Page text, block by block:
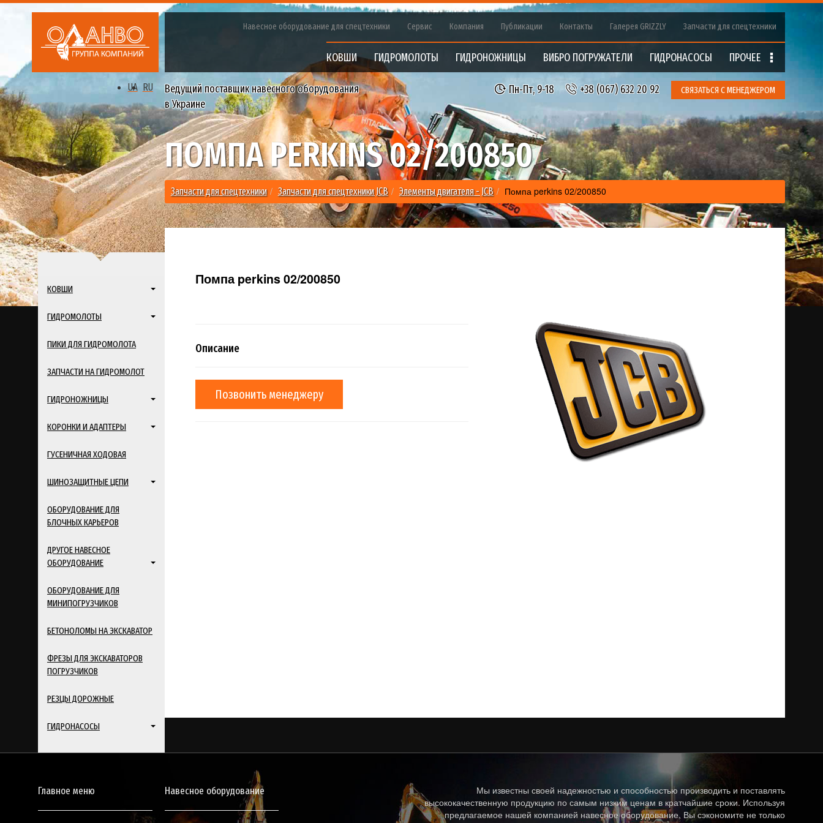
Навесное оборудование для спецтехники Сервис Компания Публикации Контакты Галерея GRIZZLY Запчасти для спецтехники
КОВШИ ГИДРОМОЛОТЫ ГИДРОНОЖНИЦЫ ВИБРО ПОГРУЖАТЕЛИ ГИДРОНАCOCЫ ПРОЧЕЕ
UA RU
Ведущий поставщик навесного оборудования
в Украине
Пн-Пт, 9-18 +38 (067) 632 20 92 СВЯЗАТЬСЯ С МЕНЕДЖЕРОМ
ПОМПА PERKINS 02/200850
Запчасти для спецтехники Запчасти для спецтехники JCB Элементы двигателя - JCB Помпа perkins 02/200850
КОВШИ
ГИДРОМОЛОТЫ
ПИКИ ДЛЯ ГИДРОМОЛОТА
ЗАПЧАСТИ НА ГИДРОМОЛОТ
ГИДРОНОЖНИЦЫ
КОРОНКИ И АДАПТЕРЫ
ГУСЕНИЧНАЯ ХОДОВАЯ
ШИНОЗАЩИТНЫЕ ЦЕПИ
ОБОРУДОВАНИЕ ДЛЯ
БЛОЧНЫХ КАРЬЕРОВ
ДРУГОЕ НАВЕСНОЕ
ОБОРУДОВАНИЕ
ОБОРУДОВАНИЕ ДЛЯ
МИНИПОГРУЗЧИКОВ
БЕТОНОЛОМЫ НА ЭКСКАВАТОР
ФРЕЗЫ ДЛЯ ЭКСКАВАТОРОВ
ПОГРУЗЧИКОВ
РЕЗЦЫ ДОРОЖНЫЕ
ГИДРОНАСОСЫ
Помпа perkins 02/200850
Описание
Позвонить менеджеру
Главное меню Навесное оборудование
Мы известны своей надежностью и способностью производить и поставлять
высококачественную продукцию по самым низким ценам в кратчайшие сроки. Используя
предлагаемое нашей компанией навесное оборудование, Вы сэкономите не только